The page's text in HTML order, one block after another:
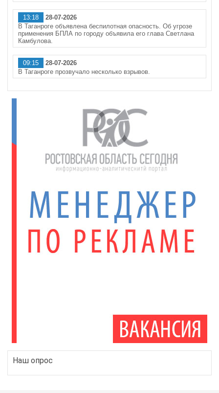
13:18
28-07-2026
В Таганроге объявлена беспилотная опасность. Об угрозе
применения БПЛА по городу объявила его глава Светлана
Камбулова.
09:15
28-07-2026
В Таганроге прозвучало несколько взрывов.
Наш опрос